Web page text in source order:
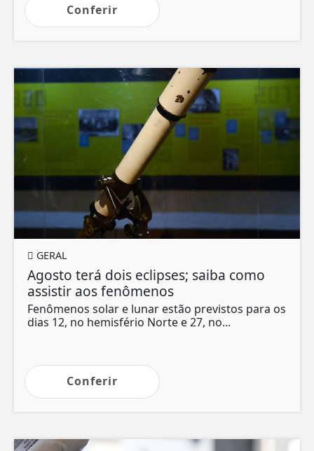
Conferir
GERAL
Agosto terá dois eclipses; saiba como
assistir aos fenômenos
Fenômenos solar e lunar estão previstos para os
dias 12, no hemisfério Norte e 27, no...
Conferir